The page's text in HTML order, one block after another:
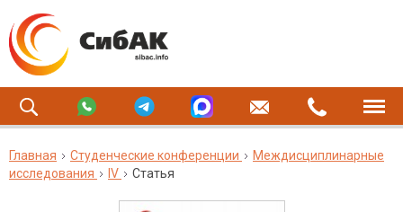
Главная Студенческие конференции
Междисциплинарные
исследования
IV Статья